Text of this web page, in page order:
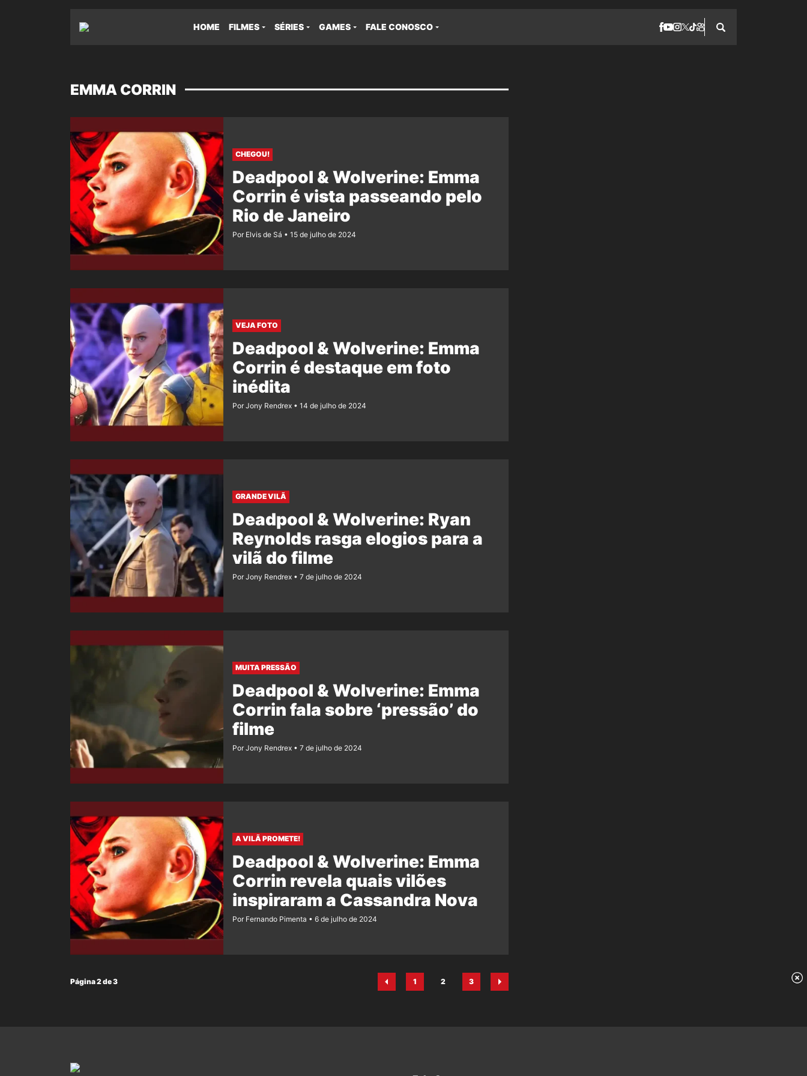
HOME FILMES SÉRIES GAMES FALE CONOSCO
EMMA CORRIN
CHEGOU!
Deadpool & Wolverine: Emma
Corrin é vista passeando pelo
Rio de Janeiro
Por Elvis de Sá 15 de julho de 2024
VEJA FOTO
Deadpool & Wolverine: Emma
Corrin é destaque em foto
inédita
Por Jony Rendrex 14 de julho de 2024
GRANDE VILÃ
Deadpool & Wolverine: Ryan
Reynolds rasga elogios para a
vilã do filme
Por Jony Rendrex 7 de julho de 2024
MUITA PRESSÃO
Deadpool & Wolverine: Emma
Corrin fala sobre ‘pressão’ do
filme
Por Jony Rendrex 7 de julho de 2024
A VILÃ PROMETE!
Deadpool & Wolverine: Emma
Corrin revela quais vilões
inspiraram a Cassandra Nova
Por Fernando Pimenta 6 de julho de 2024
Página 2 de 3
Página
1
Página
2
Página
3